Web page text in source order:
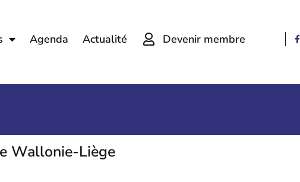
Agenda Actualité Devenir membre
Wallonie-Liège